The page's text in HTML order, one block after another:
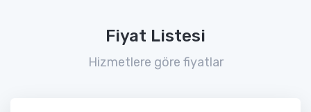
Fiyat Listesi
Hizmetlere göre fiyatlar